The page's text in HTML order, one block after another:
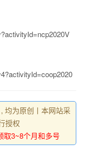
均为原创丨本网站采
授权
取3~8个月和多号